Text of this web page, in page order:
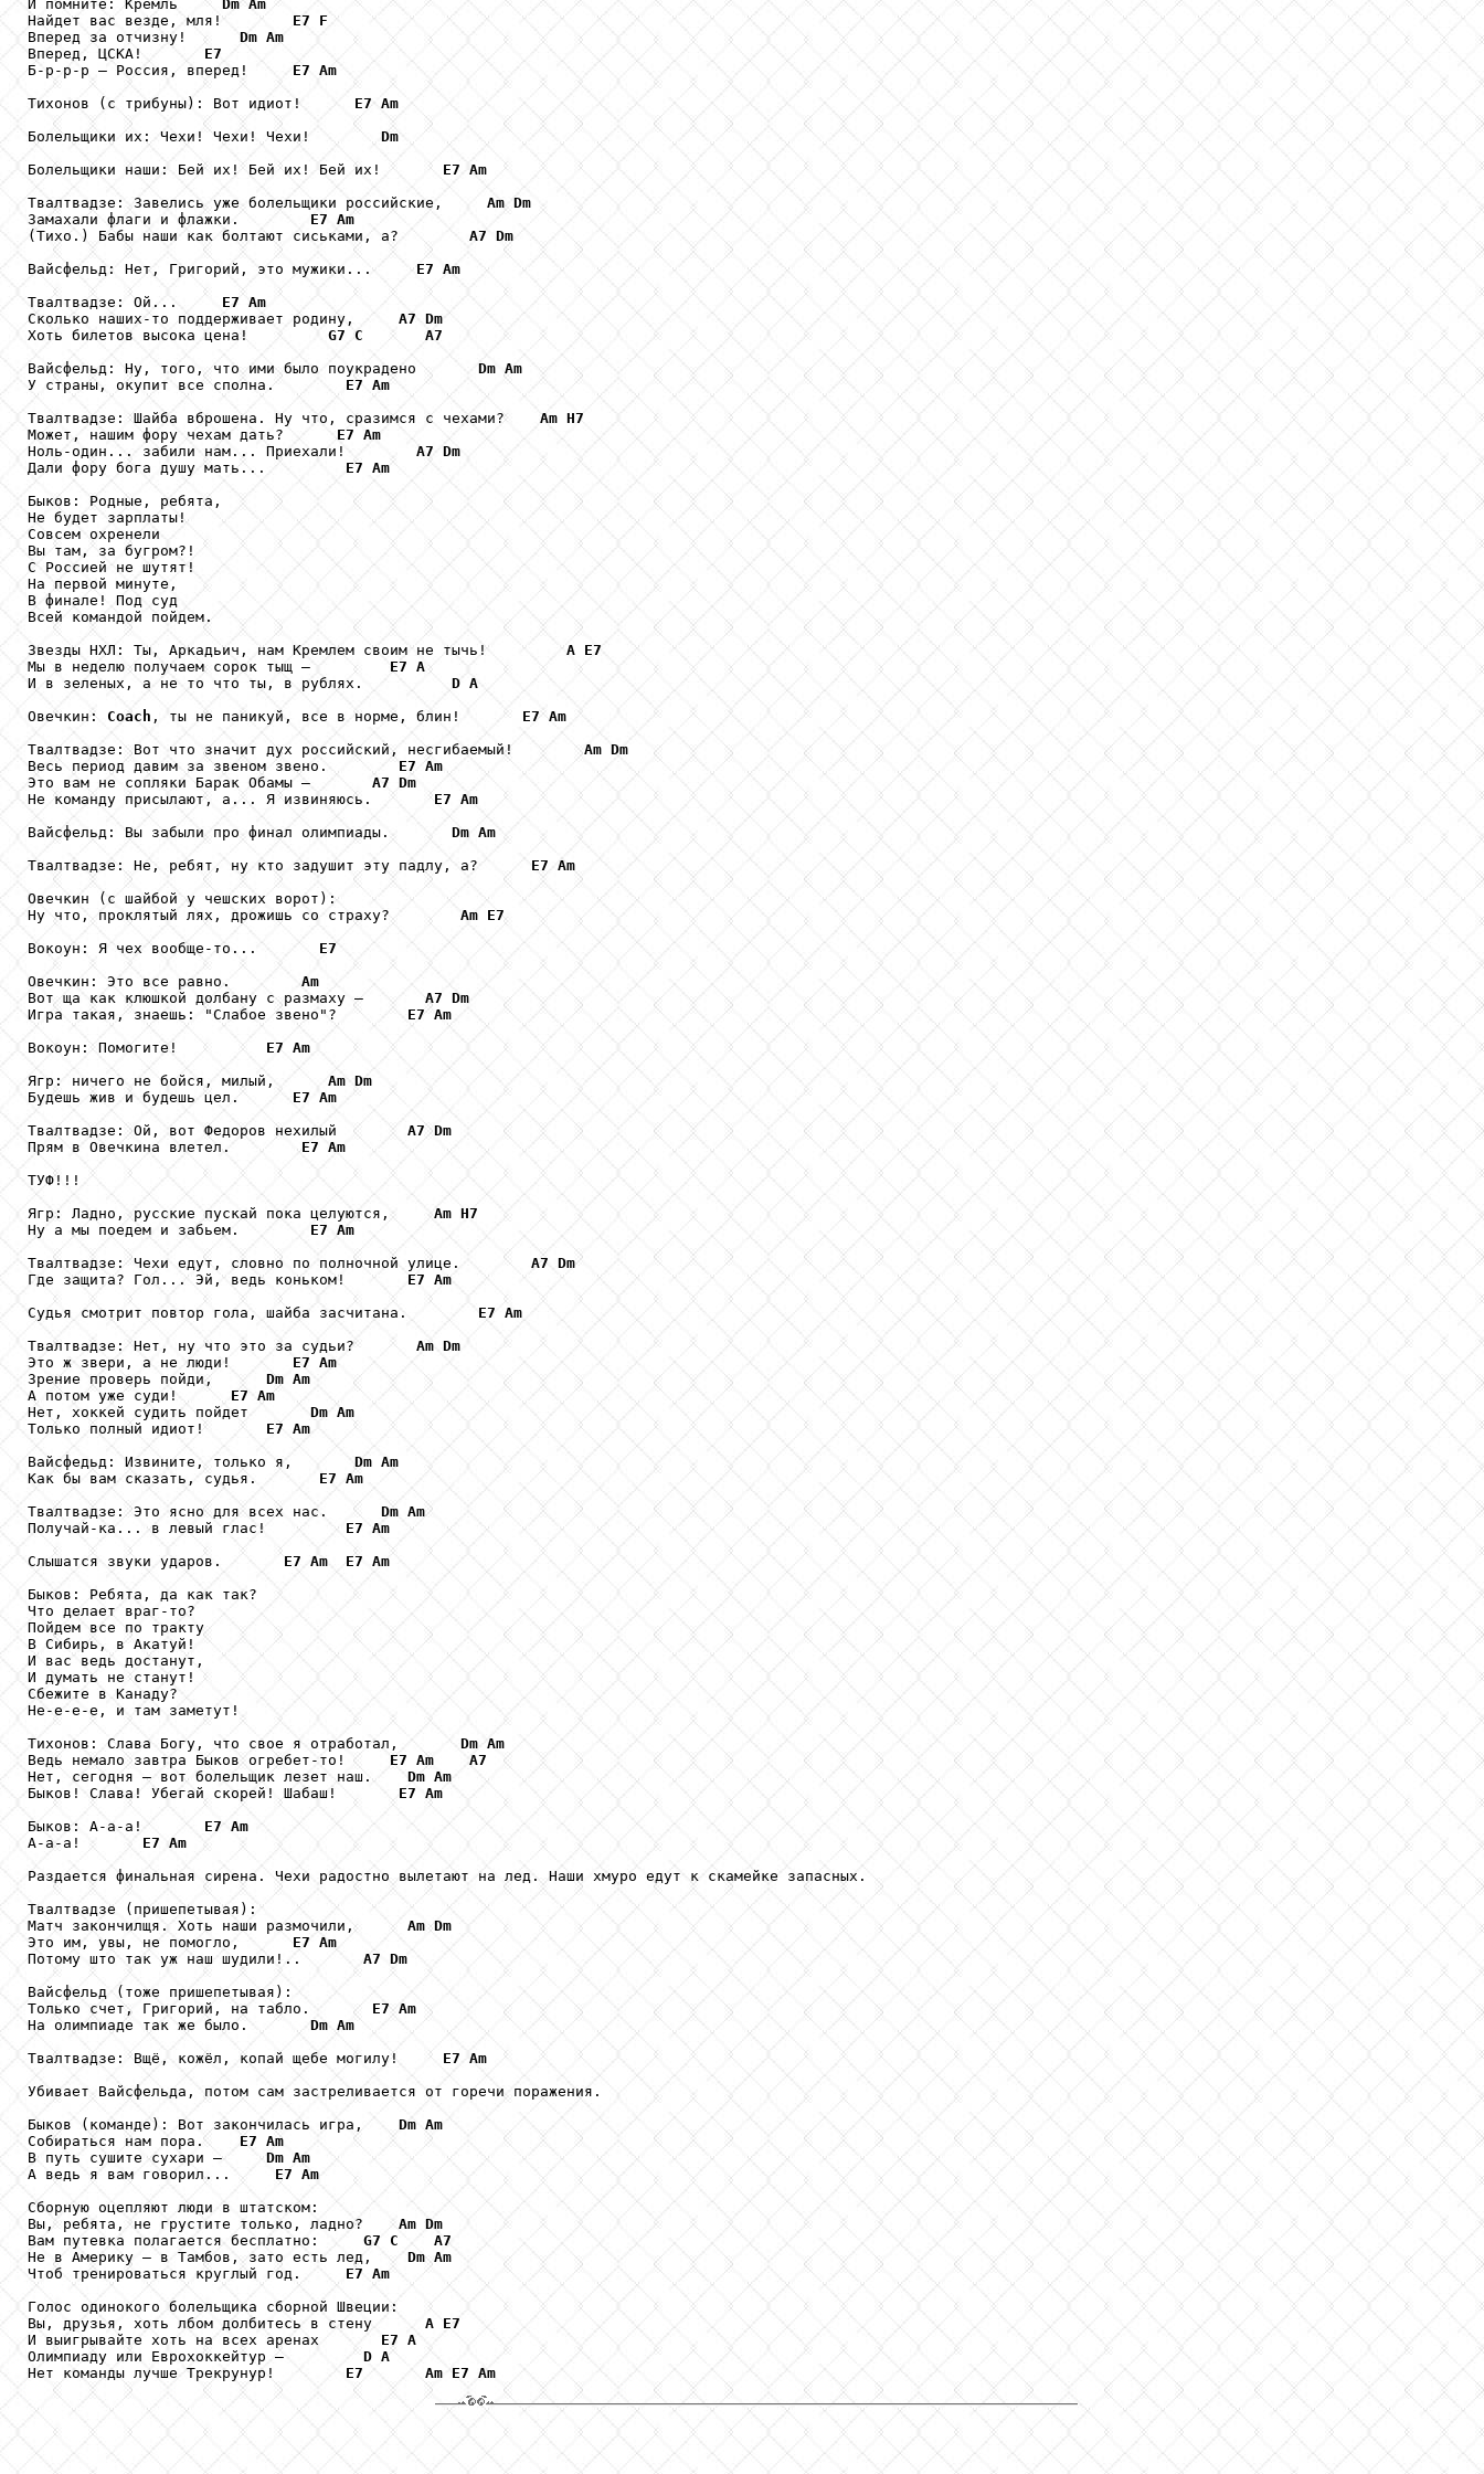
И помните: Кремль Dm Am
Найдет вас везде, мля! E7
F
Вперед за отчизну! Dm Am
Вперед, ЦСКА! E7
Б-р-р-р – Россия, вперед! E7 Am
Тихонов (с трибуны): Вот идиот! E7 Am
Болельщики их: Чехи! Чехи! Чехи! Dm
Болельщики наши: Бей их! Бей их! Бей их! E7 Am
Твалтвадзе: Завелись уже болельщики российские, Am Dm
Замахали флаги и флажки. E7 Am
(Тихо.) Бабы наши как болтают сиськами, а? A7 Dm
Вайсфельд: Нет, Григорий, это мужики... E7 Am
Твалтвадзе: Ой... E7 Am
Сколько наших-то поддерживает родину, A7 Dm
Хоть билетов высока цена! G7 C
A7
Вайсфельд: Ну, того, что ими было поукрадено Dm Am
У страны, окупит все сполна. E7 Am
Твалтвадзе: Шайба вброшена. Ну что, сразимся с чехами? Am H7
Может, нашим фору чехам дать? E7 Am
Ноль-один... забили нам... Приехали! A7 Dm
Дали фору бога душу мать... E7 Am
Быков: Родные, ребята,
Не будет зарплаты!
Совсем охренели
Вы там, за бугром?!
С Россией не шутят!
На первой минуте,
В финале! Под суд
Всей командой пойдем.
Звезды НХЛ: Ты, Аркадьич, нам Кремлем своим не тычь! A E7
Мы в неделю получаем сорок тыщ – E7 A
И в зеленых, а не то что ты, в рублях. D A
Овечкин: Coach , ты не паникуй, все в норме, блин! E7 Am
Твалтвадзе: Вот что значит дух российский, несгибаемый! Am Dm
Весь период давим за звеном звено. E7 Am
Это вам не сопляки Барак Обамы – A7 Dm
Не команду присылают, а... Я извиняюсь. E7 Am
Вайсфельд: Вы забыли про финал олимпиады. Dm Am
Твалтвадзе: Не, ребят, ну кто задушит эту падлу, а? E7 Am
Овечкин (с шайбой у чешских ворот):
Ну что, проклятый лях, дрожишь со страху? Am E7
Вокоун: Я чех вообще-то... E7
Овечкин: Это все равно. Am
Вот ща как клюшкой долбану с размаху – A7 Dm
Игра такая, знаешь: "Слабое звено"? E7 Am
Вокоун: Помогите! E7 Am
Ягр: ничего не бойся, милый, Am Dm
Будешь жив и будешь цел. E7 Am
Твалтвадзе: Ой, вот Федоров нехилый A7 Dm
Прям в Овечкина влетел. E7 Am
ТУФ!!!
Ягр: Ладно, русские пускай пока целуются, Am H7
Ну а мы поедем и забьем. E7 Am
Твалтвадзе: Чехи едут, словно по полночной улице. A7 Dm
Где защита? Гол... Эй, ведь коньком! E7 Am
Судья смотрит повтор гола, шайба засчитана. E7 Am
Твалтвадзе: Нет, ну что это за судьи? Am Dm
Это ж звери, а не люди! E7 Am
Зрение проверь пойди, Dm Am
А потом уже суди! E7 Am
Нет, хоккей судить пойдет Dm Am
Только полный идиот! E7 Am
Вайсфедьд: Извините, только я, Dm Am
Как бы вам сказать, судья. E7 Am
Твалтвадзе: Это ясно для всех нас. Dm Am
Получай-ка... в левый глас! E7 Am
Слышатся звуки ударов. E7 Am E7 Am
Быков: Ребята, да как так?
Что делает враг-то?
Пойдем все по тракту
В Сибирь, в Акатуй!
И вас ведь достанут,
И думать не станут!
Сбежите в Канаду?
Не-е-е-е, и там заметут!
Тихонов: Слава Богу, что свое я отработал, Dm Am
Ведь немало завтра Быков огребет-то! E7 Am
A7
Нет, сегодня – вот болельщик лезет наш. Dm Am
Быков! Слава! Убегай скорей! Шабаш! E7 Am
Быков: А-а-а! E7 Am
А-а-а! E7 Am
Раздается финальная сирена. Чехи радостно вылетают на лед. Наши хмуро едут к скамейке запасных.
Твалтвадзе (пришепетывая):
Матч закончилщя. Хоть наши размочили, Am Dm
Это им, увы, не помогло, E7 Am
Потому што так уж наш шудили!.. A7 Dm
Вайсфельд (тоже пришепетывая):
Только счет, Григорий, на табло. E7 Am
На олимпиаде так же было. Dm Am
Твалтвадзе: Вщё, кожёл, копай щебе могилу! E7 Am
Убивает Вайсфельда, потом сам застреливается от горечи поражения.
Быков (команде): Вот закончилась игра, Dm Am
Собираться нам пора. E7 Am
В путь сушите сухари – Dm Am
А ведь я вам говорил... E7 Am
Сборную оцепляют люди в штатском:
Вы, ребята, не грустите только, ладно? Am Dm
Вам путевка полагается бесплатно: G7 C
A7
Не в Америку – в Тамбов, зато есть лед, Dm Am
Чтоб тренироваться круглый год. E7 Am
Голос одинокого болельщика сборной Швеции:
Вы, друзья, хоть лбом долбитесь в стену A E7
И выигрывайте хоть на всех аренах E7 A
Олимпиаду или Еврохоккейтур – D A
Нет команды лучше Трекрунур! E7 Am E7 Am